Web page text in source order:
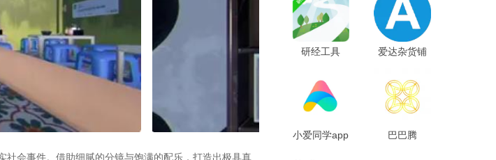
会事件。借助细腻的分镜与饱满的配乐，打造出极具真
研经工具 爱达杂货铺
小爱同学app 巴巴腾